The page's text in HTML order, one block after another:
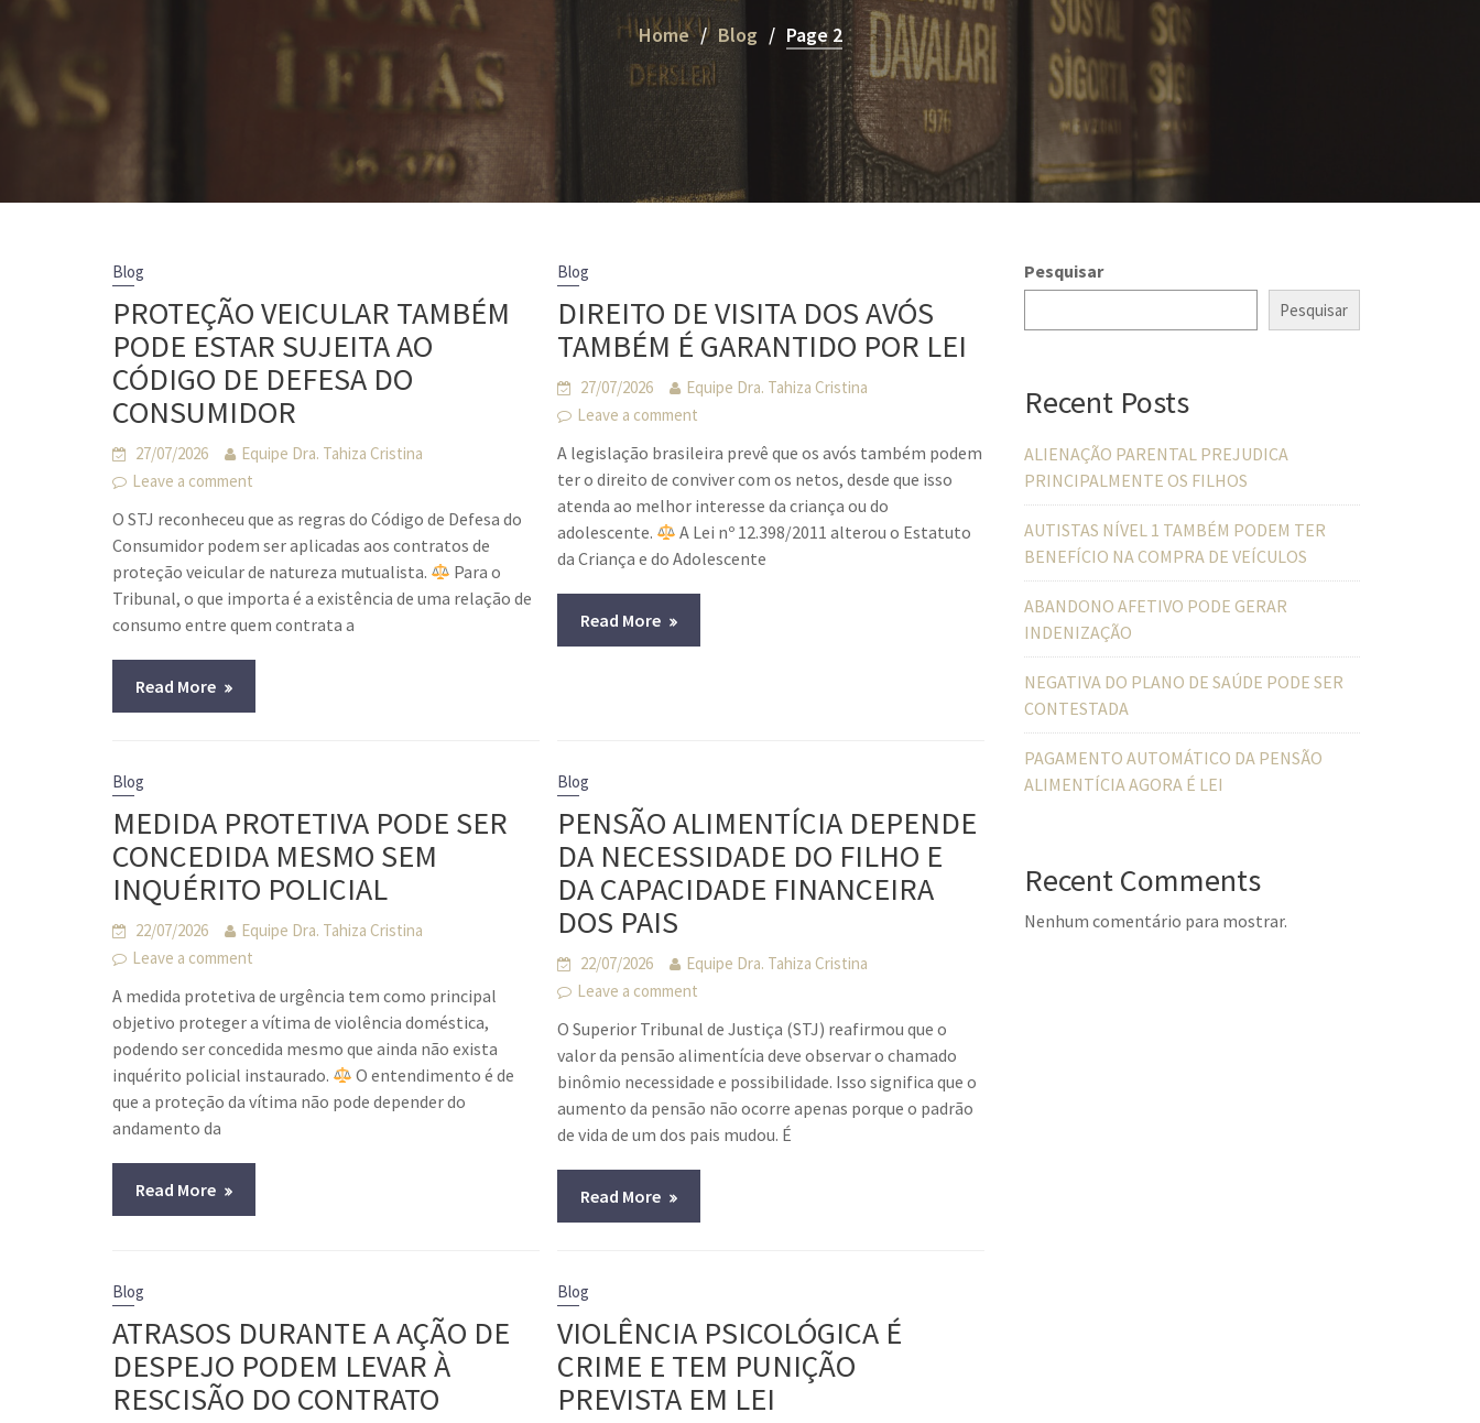
Home Blog Page 2
Blog
PROTEÇÃO VEICULAR TAMBÉM
PODE ESTAR SUJEITA AO
CÓDIGO DE DEFESA DO
CONSUMIDOR
27/07/2026
Equipe Dra. Tahiza Cristina
Leave a comment
O STJ reconheceu que as regras do Código de Defesa do
Consumidor podem ser aplicadas aos contratos de
proteção veicular de natureza mutualista.
Para o
Tribunal, o que importa é a existência de uma relação de
consumo entre quem contrata a
Read More
Blog
DIREITO DE VISITA DOS AVÓS
TAMBÉM É GARANTIDO POR LEI
27/07/2026
Equipe Dra. Tahiza Cristina
Leave a comment
A legislação brasileira prevê que os avós também podem
ter o direito de conviver com os netos, desde que isso
atenda ao melhor interesse da criança ou do
adolescente.
A Lei nº 12.398/2011 alterou o Estatuto
da Criança e do Adolescente
Read More
Blog
MEDIDA PROTETIVA PODE SER
CONCEDIDA MESMO SEM
INQUÉRITO POLICIAL
22/07/2026
Equipe Dra. Tahiza Cristina
Leave a comment
A medida protetiva de urgência tem como principal
objetivo proteger a vítima de violência doméstica,
podendo ser concedida mesmo que ainda não exista
inquérito policial instaurado.
O entendimento é de
que a proteção da vítima não pode depender do
andamento da
Read More
Blog
PENSÃO ALIMENTÍCIA DEPENDE
DA NECESSIDADE DO FILHO E
DA CAPACIDADE FINANCEIRA
DOS PAIS
22/07/2026
Equipe Dra. Tahiza Cristina
Leave a comment
O Superior Tribunal de Justiça (STJ) reafirmou que o
valor da pensão alimentícia deve observar o chamado
binômio necessidade e possibilidade. Isso significa que o
aumento da pensão não ocorre apenas porque o padrão
de vida de um dos pais mudou. É
Read More
Blog
ATRASOS DURANTE A AÇÃO DE
DESPEJO PODEM LEVAR À
RESCISÃO DO CONTRATO
Blog
VIOLÊNCIA PSICOLÓGICA É
CRIME E TEM PUNIÇÃO
PREVISTA EM LEI
Pesquisar
Pesquisar
Recent Posts
ALIENAÇÃO PARENTAL PREJUDICA
PRINCIPALMENTE OS FILHOS
AUTISTAS NÍVEL 1 TAMBÉM PODEM TER
BENEFÍCIO NA COMPRA DE VEÍCULOS
ABANDONO AFETIVO PODE GERAR
INDENIZAÇÃO
NEGATIVA DO PLANO DE SAÚDE PODE SER
CONTESTADA
PAGAMENTO AUTOMÁTICO DA PENSÃO
ALIMENTÍCIA AGORA É LEI
Recent Comments
Nenhum comentário para mostrar.